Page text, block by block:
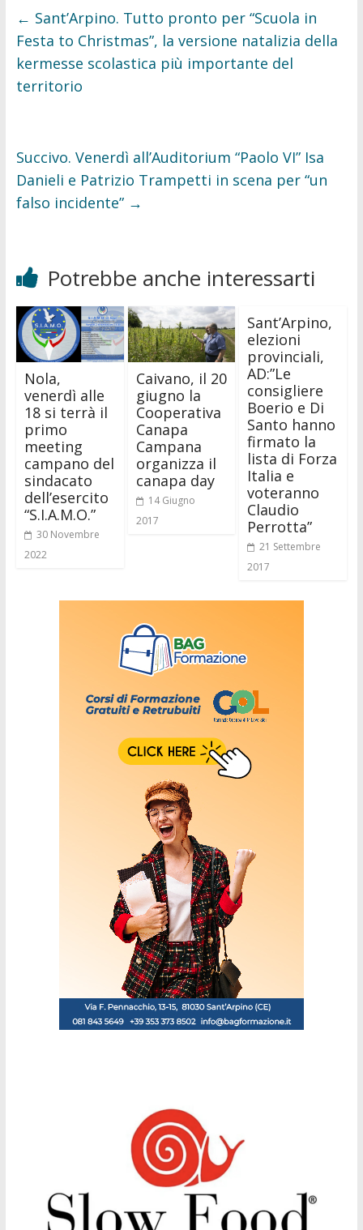
o
o
k
e
r
← Sant’Arpino. Tutto pronto per “Scuola in
Festa to Christmas”, la versione natalizia della
kermesse scolastica più importante del
territorio
Succivo. Venerdì all’Auditorium “Paolo VI” Isa
Danieli e Patrizio Trampetti in scena per “un
falso incidente” →
Potrebbe anche interessarti
Nola,
venerdì alle
18 si terrà il
primo
meeting
campano del
sindacato
dell’esercito
“S.I.A.M.O.”
30 Novembre
2022
Caivano, il 20
giugno la
Cooperativa
Canapa
Campana
organizza il
canapa day
14 Giugno
2017
Sant’Arpino,
elezioni
provinciali,
AD:”Le
consigliere
Boerio e Di
Santo hanno
firmato la
lista di Forza
Italia e
voteranno
Claudio
Perrotta”
21 Settembre
2017